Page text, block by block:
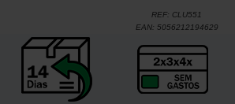
REF: CLU551
EAN: 5056212194629